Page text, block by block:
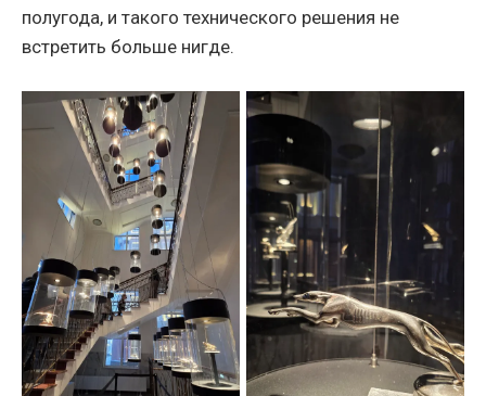
полугода, и такого технического решения не
встретить больше нигде.